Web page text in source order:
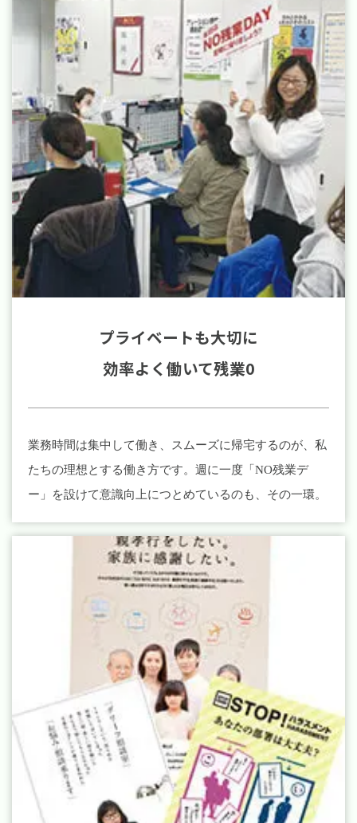
プライベートも大切に
効率よく働いて残業0
業務時間は集中して働き、スムーズに帰宅するのが、私
たちの理想とする働き方です。週に一度「NO残業デ
ー」を設けて意識向上につとめているのも、その一環。